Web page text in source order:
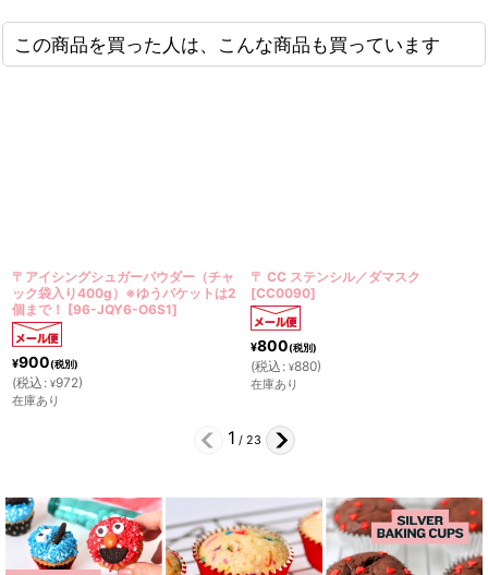
この商品を買った人は、こんな商品も買っています
ーパウダー（チャ
ゆうパケットは2
O6S1]
〒 CC ステンシル／ダマスク
[CC0090]
〒 CC ステンシル／
2 /23